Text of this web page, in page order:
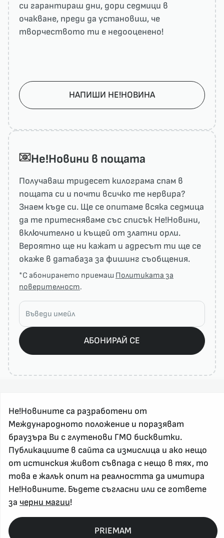
си гарантираш дни, дори седмици в
очакване, преди да установиш, че
творчеството ти е недооценено!
НАПИШИ НЕ!НОВИНА
He!Новини в пощата
Получаваш тридесет килограма спам в
пощата си и почти всичко те нервира?
Знаем къде си. Ще се опитаме всяка седмица
да те притесняваме със списък He!Новини,
включително и къщей от златни орли.
Вероятно ще ни кажат и адресът ти ще се
окаже в датабаза за фишинг съобщения.
*С абонирането приемаш Политиката за
поверителност.
АБОНИРАЙ СЕ
За реклама и връзка с нас, пишете на
nenovinite@gmail.com
Контакт
За нас
Напиши Не!Новина
Абонирай се
Не!Новините са разработени от
Международното положение и поразяват
браузъра Ви с глутенови ГМО бисквитки.
Публикациите в сайта са измислица и ако нещо
от истинския живот съвпада с нещо в тях, то
това е жалък опит на реалността да имитира
Не!Новините. Бъдете съгласни или се гответе
за черни магии!
PRIEMAM